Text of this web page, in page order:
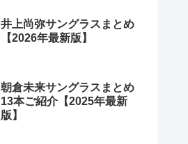
井上尚弥サングラスまとめ
【2026年最新版】
朝倉未来サングラスまとめ
13本ご紹介【2025年最新
版】